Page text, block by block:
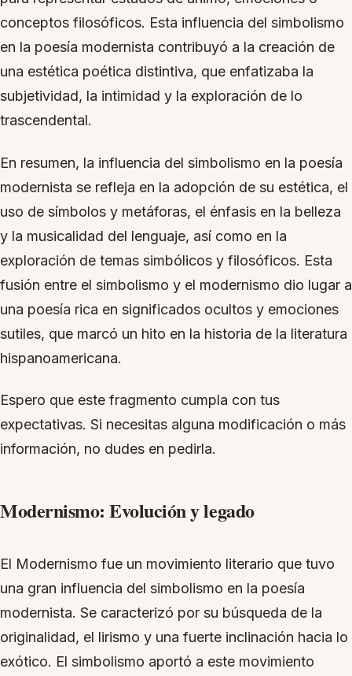
conceptos filosóficos. Esta influencia del simbolismo
en la poesía modernista contribuyó a la creación de
una estética poética distintiva, que enfatizaba la
subjetividad, la intimidad y la exploración de lo
trascendental.
En resumen, la influencia del simbolismo en la poesía
modernista se refleja en la adopción de su estética, el
uso de símbolos y metáforas, el énfasis en la belleza
y la musicalidad del lenguaje, así como en la
exploración de temas simbólicos y filosóficos. Esta
fusión entre el simbolismo y el modernismo dio lugar a
una poesía rica en significados ocultos y emociones
sutiles, que marcó un hito en la historia de la literatura
hispanoamericana.
Espero que este fragmento cumpla con tus
expectativas. Si necesitas alguna modificación o más
información, no dudes en pedirla.
Modernismo: Evolución y legado
El Modernismo fue un movimiento literario que tuvo
una gran influencia del simbolismo en la poesía
modernista. Se caracterizó por su búsqueda de la
originalidad, el lirismo y una fuerte inclinación hacia lo
exótico. El simbolismo aportó a este movimiento